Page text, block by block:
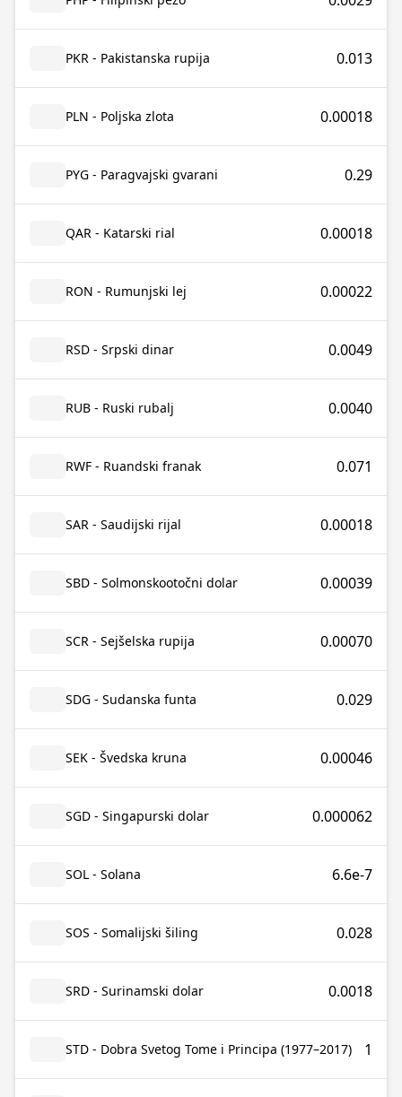
PKR - Pakistanska rupija 0.013
PLN - Poljska zlota 0.00018
PYG - Paragvajski gvarani 0.29
QAR - Katarski rial 0.00018
RON - Rumunjski lej 0.00022
RSD - Srpski dinar 0.0049
RUB - Ruski rubalj 0.0040
RWF - Ruandski franak 0.071
SAR - Saudijski rijal 0.00018
SBD - Solmonskootočni dolar 0.00039
SCR - Sejšelska rupija 0.00070
SDG - Sudanska funta 0.029
SEK - Švedska kruna 0.00046
SGD - Singapurski dolar 0.000062
SOL - Solana 6.6e-7
SOS - Somalijski šiling 0.028
SRD - Surinamski dolar 0.0018
STD - Dobra Svetog Tome i Principa (1977–2017) 1